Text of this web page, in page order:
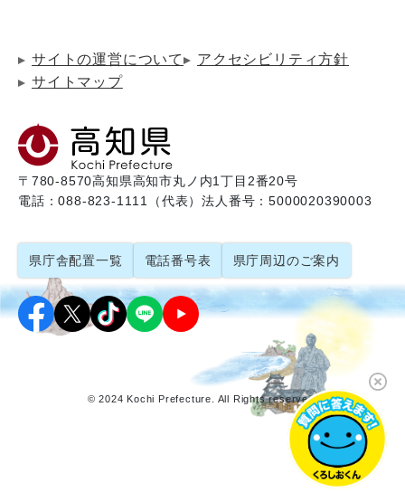
サイトの運営について
アクセシビリティ方針
サイトマップ
〒780-8570高知県高知市丸ノ内1丁目2番20号
電話：088-823-1111（代表）法人番号：5000020390003
県庁舎配置一覧 電話番号表 県庁周辺のご案内
© 2024 Kochi Prefecture. All Rights reserved.